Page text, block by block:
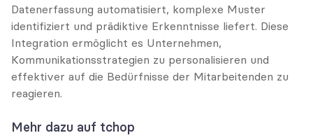
Datenerfassung automatisiert, komplexe Muster
identifiziert und prädiktive Erkenntnisse liefert. Diese
Integration ermöglicht es Unternehmen,
Kommunikationsstrategien zu personalisieren und
effektiver auf die Bedürfnisse der Mitarbeitenden zu
reagieren.
Mehr dazu auf tchop